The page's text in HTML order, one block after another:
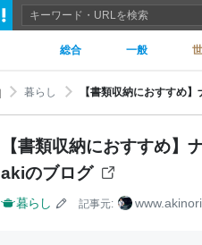
総合 一般
暮らし 【書類収納におすすめ
【書類収納におすすめ】
akiのブログ
暮らし 記事元: